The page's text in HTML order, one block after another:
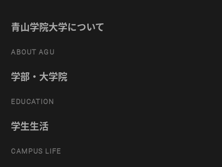
青山学院大学について
ABOUT AGU
学部・大学院
EDUCATION
学生生活
CAMPUS LIFE